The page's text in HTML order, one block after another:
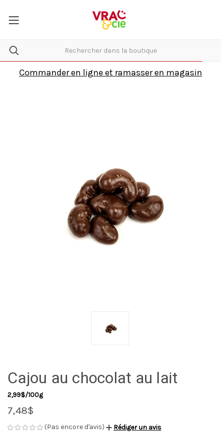
Commander en ligne et ramasser en magasin
Cajou au chocolat au lait
2,99$/100g
7,48$
(Pas encore d'avis) Rédiger un avis